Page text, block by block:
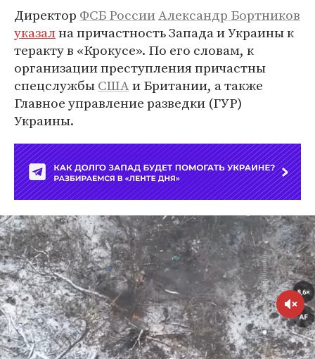
Директор ФСБ РоссииАлександр Бортников
указална причастность Запада и Украины к
теракту в «Крокусе». По его словам, к
организации преступления причастны
спецслужбыСШАи Британии, а также
Главное управление разведки (ГУР)
Украины.